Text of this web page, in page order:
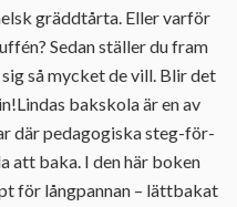
gräddtårta. Eller varför
Sedan ställer du fram
så mycket de vill. Blir det
bakskola är en av
där pedagogiska steg-för-
att baka. I den här boken
för långpannan – lättbakat